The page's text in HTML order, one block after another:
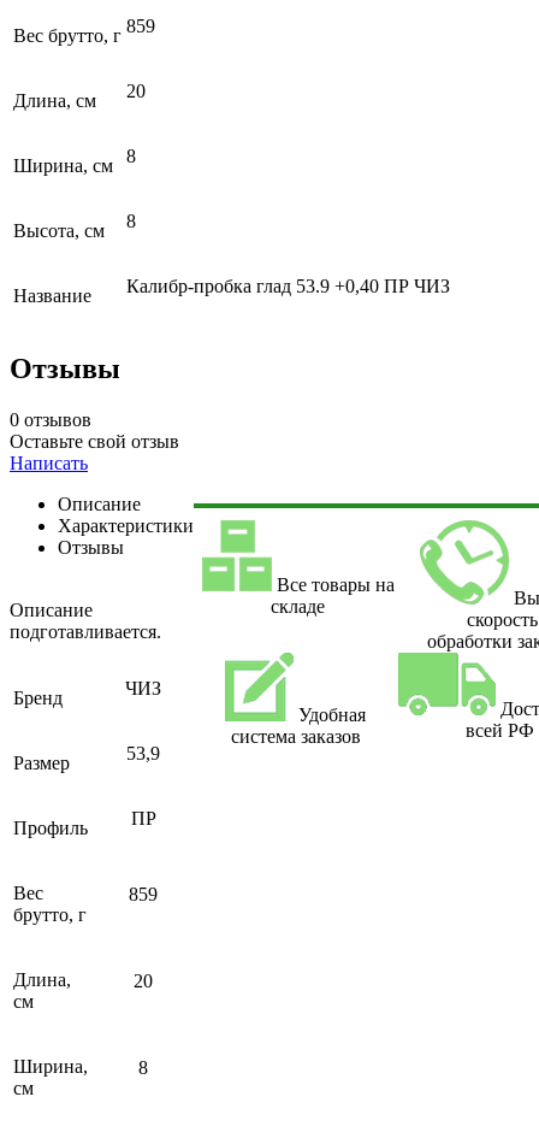
Вес брутто, г 859
Длина, см 20
Ширина, см 8
Высота, см 8
Название Калибр-пробка глад 53.9 +0,40 ПР ЧИЗ
Отзывы
0 отзывов
Оставьте свой отзыв
Написать
Описание
Характеристики
Отзывы
Описание
подготавливается.
Бренд ЧИЗ
Размер 53,9
Профиль ПР
Вес
брутто, г
859
Длина,
см
20
Ширина,
см
8
Все товары на
складе
скорость
обработки
Удобная
система заказов
всей РФ